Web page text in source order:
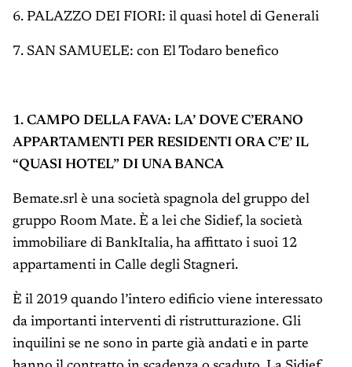
6. PALAZZO DEI FIORI: il quasi hotel di Generali
7. SAN SAMUELE: con El Todaro benefico
1. CAMPO DELLA FAVA: LA’ DOVE C’ERANO
APPARTAMENTI PER RESIDENTI ORA C’E’ IL
“QUASI HOTEL” DI UNA BANCA
Bemate.srl è una società spagnola del gruppo del
gruppo Room Mate. È a lei che Sidief, la società
immobiliare di BankItalia, ha affittato i suoi 12
appartamenti in Calle degli Stagneri.
È il 2019 quando l’intero edificio viene interessato
da importanti interventi di ristrutturazione. Gli
inquilini se ne sono in parte già andati e in parte